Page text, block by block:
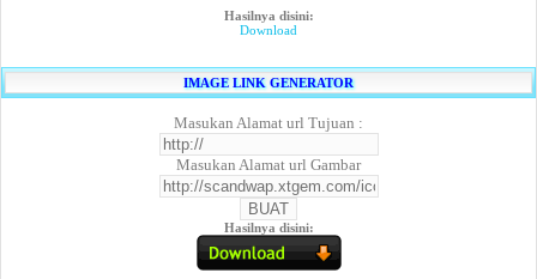
Hasilnya disini:
Download
IMAGE LINK GENERATOR
Masukan Alamat url Tujuan :
Masukan Alamat url Gambar
Hasilnya disini: